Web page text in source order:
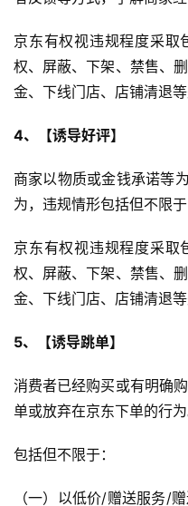
京东有权视违规程度采取
权、屏蔽、下架、禁售、
金、下线门店、店铺清退等
4、【诱导好评】
商家以物质或金钱承诺等
为，违规情形包括但不限
京东有权视违规程度采取
权、屏蔽、下架、禁售、
金、下线门店、店铺清退等
5、【诱导跳单】
消费者已经购买或有明确
单或放弃在京东下单的行为
包括但不限于：
（一）以低价/赠送服务/